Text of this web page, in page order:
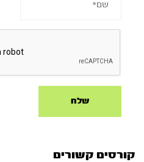
קורסים קשורים